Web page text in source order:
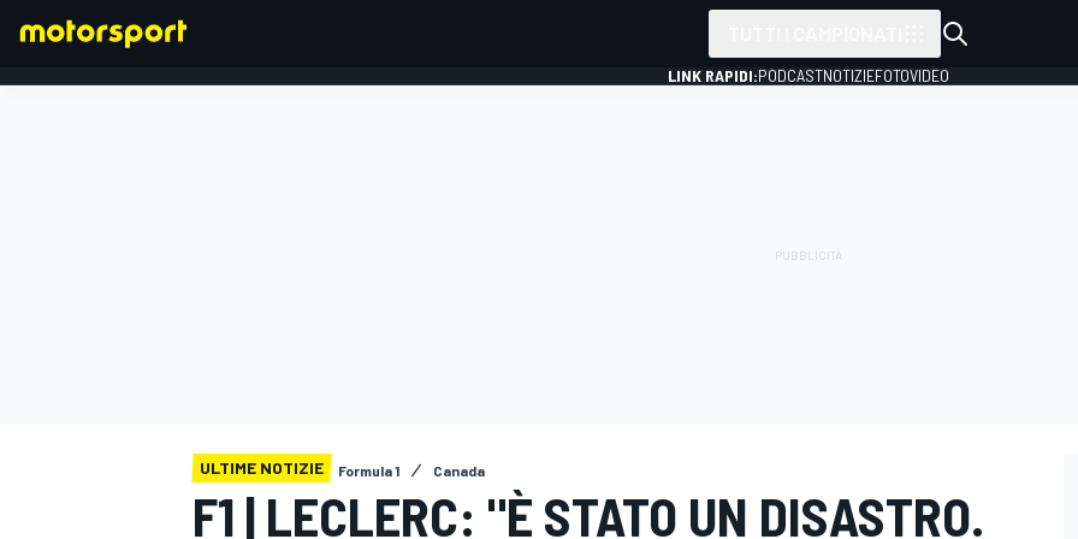
LINK RAPIDI:PODCASTNOTIZIEFOTOVIDEO
ULTIME NOTIZIE Formula 1 Canada
F1 | LECLERC: "È STATO UN DISASTRO.